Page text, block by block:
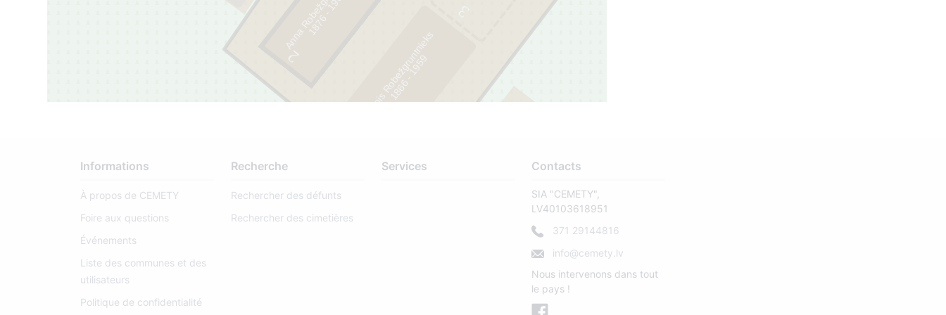
2
3
Jānis Robežgruntnieks
1
8
6
6
-
1
9
5
9
1
8
7
6
-
1
9
6
6
Informations
À propos de CEMETY
Foire aux questions
Événements
Liste des communes et des
utilisateurs
Politique de confidentialité
Recherche
Rechercher des défunts
Rechercher des cimetières
Services Contacts
SIA "CEMETY",
LV40103618951
371 29144816
info@cemety.lv
Nous intervenons dans tout
le pays !